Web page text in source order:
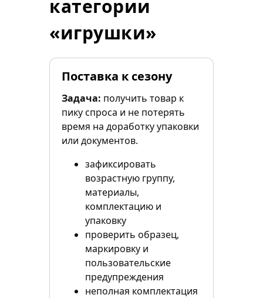
категории
«игрушки»
Поставка к сезону
Задача: получить товар к
пику спроса и не потерять
время на доработку упаковки
или документов.
зафиксировать
возрастную группу,
материалы,
комплектацию и
упаковку
проверить образец,
маркировку и
пользовательские
предупреждения
неполная комплектация